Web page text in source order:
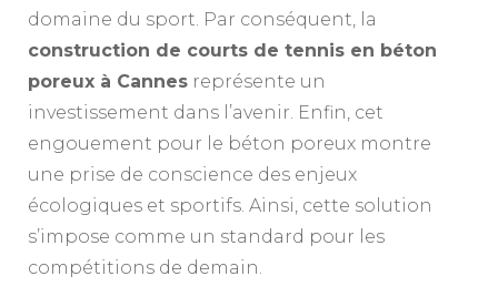
domaine du sport. Par conséquent, la
construction de courts de tennis en béton
poreux à Cannes représente un
investissement dans l’avenir. Enfin, cet
engouement pour le béton poreux montre
une prise de conscience des enjeux
écologiques et sportifs. Ainsi, cette solution
s’impose comme un standard pour les
compétitions de demain.